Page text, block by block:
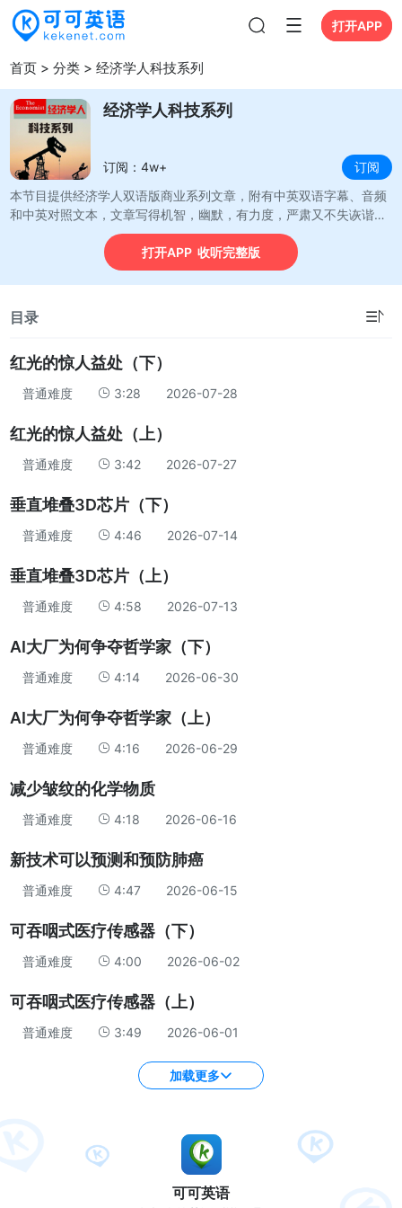
打开APP
首页 >分类 >经济学人科技系列
经济学人科技系列
订阅：4w+
订阅
本节目提供经济学人双语版商业系列文章，附有中英双语字幕、音频
和中英对照文本，文章写得机智，幽默，有力度，严肃又不失诙谐，
并且注重于如何在最小的篇幅内告诉读者最多的信息，且往往带有鲜
明的立场，但又处处用事实说话。打开APP 收听完整版
目录 ☰
红光的惊人益处（下）
普通难度 3:28 2026-07-28
红光的惊人益处（上）
普通难度 3:42 2026-07-27
垂直堆叠3D芯片（下）
普通难度 4:46 2026-07-14
垂直堆叠3D芯片（上）
普通难度 4:58 2026-07-13
AI大厂为何争夺哲学家（下）
普通难度 4:14 2026-06-30
AI大厂为何争夺哲学家（上）
普通难度 4:16 2026-06-29
减少皱纹的化学物质
普通难度 4:18 2026-06-16
新技术可以预测和预防肺癌
普通难度 4:47 2026-06-15
可吞咽式医疗传感器（下）
普通难度 4:00 2026-06-02
可吞咽式医疗传感器（上）
普通难度 3:49 2026-06-01
加载更多
可可英语
打开APP